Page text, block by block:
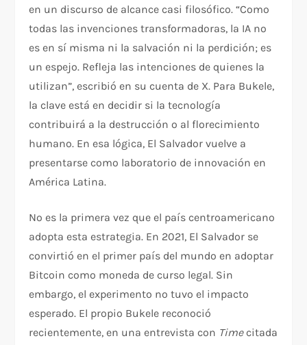
en un discurso de alcance casi filosófico. “Como
todas las invenciones transformadoras, la IA no
es en sí misma ni la salvación ni la perdición; es
un espejo. Refleja las intenciones de quienes la
utilizan”, escribió en su cuenta de X. Para Bukele,
la clave está en decidir si la tecnología
contribuirá a la destrucción o al florecimiento
humano. En esa lógica, El Salvador vuelve a
presentarse como laboratorio de innovación en
América Latina.
No es la primera vez que el país centroamericano
adopta esta estrategia. En 2021, El Salvador se
convirtió en el primer país del mundo en adoptar
Bitcoin como moneda de curso legal. Sin
embargo, el experimento no tuvo el impacto
esperado. El propio Bukele reconoció
recientemente, en una entrevista con Timecitada